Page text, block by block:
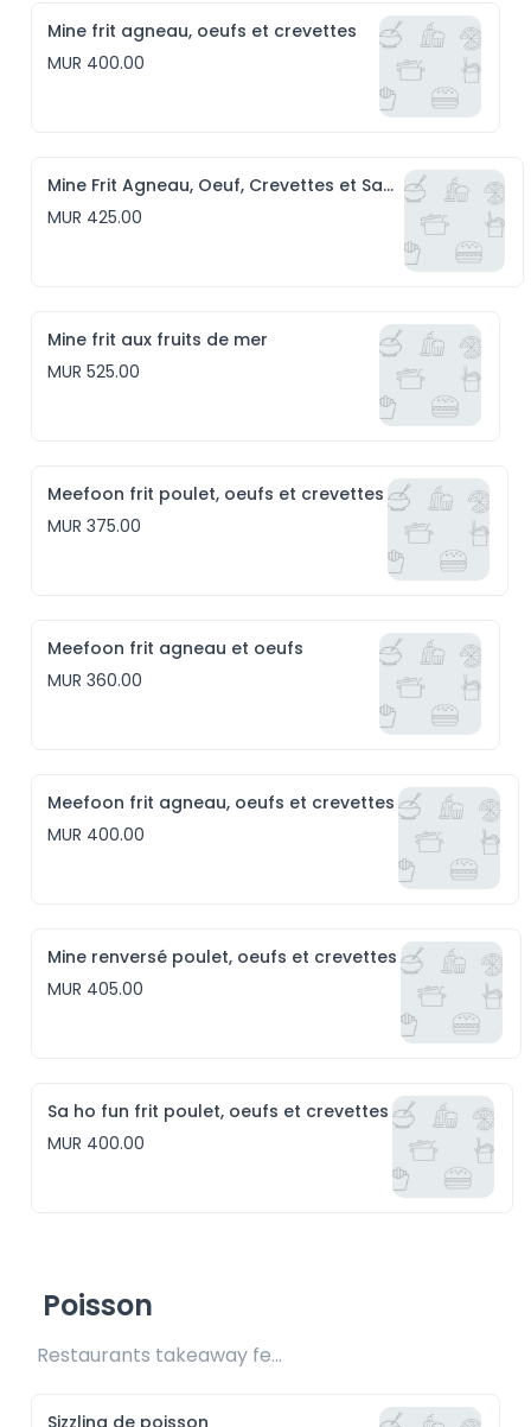
Mine frit agneau, oeufs et crevettes
MUR 400.00
Mine Frit Agneau, Oeuf, Crevettes et Saucisses
MUR 425.00
Mine frit aux fruits de mer
MUR 525.00
Meefoon frit poulet, oeufs et crevettes
MUR 375.00
Meefoon frit agneau et oeufs
MUR 360.00
Meefoon frit agneau, oeufs et crevettes
MUR 400.00
Mine renversé poulet, oeufs et crevettes
MUR 405.00
Sa ho fun frit poulet, oeufs et crevettes
MUR 400.00
Poisson
Restaurants takeaway fee Rs25 included
Sizzling de poisson